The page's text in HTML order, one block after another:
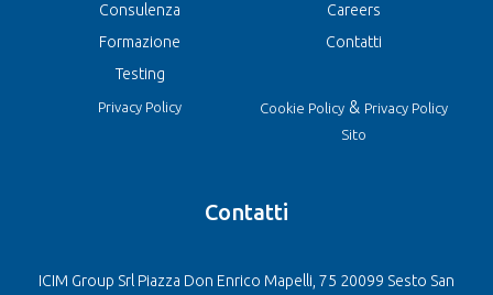
Consulenza
Formazione
Testing
Privacy Policy
Careers
Contatti
Cookie Policy& Privacy Policy
Sito
Contatti
ICIM Group Srl Piazza Don Enrico Mapelli, 75 20099 Sesto San